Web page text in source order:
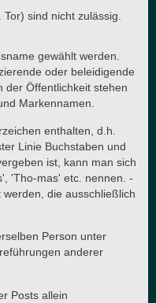
sind nicht zulässig.
gewählt werden.
oder beleidigende
der Öffentlichkeit stehen
Markennamen.
enthalten, d.h.
Linie Buchstaben und
ist, kann man sich
'Tho-mas' etc. nennen. -
die ausschließlich
Person unter
anderer
Posts allein